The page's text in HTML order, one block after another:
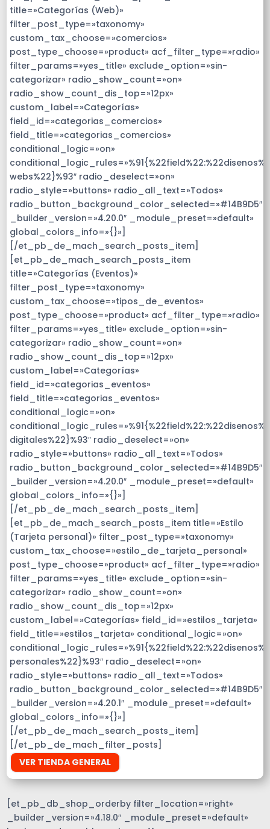
title=»Categorías (Web)»
filter_post_type=»taxonomy»
custom_tax_choose=»comercios»
post_type_choose=»product» acf_filter_type=»radio»
filter_params=»yes_title» exclude_option=»sin-
categorizar» radio_show_count=»on»
radio_show_count_dis_top=»12px»
custom_label=»Categorías»
field_id=»categorias_comercios»
field_title=»categorias_comercios»
conditional_logic=»on»
webs%22}%93″ radio_deselect=»on»
radio_style=»buttons» radio_all_text=»Todos»
radio_button_background_color_selected=»#14B9D5″
_builder_version=»4.20.0″ _module_preset=»default»
global_colors_info=»{}»]
[/et_pb_de_mach_search_posts_item]
[et_pb_de_mach_search_posts_item
title=»Categorías (Eventos)»
filter_post_type=»taxonomy»
custom_tax_choose=»tipos_de_eventos»
post_type_choose=»product» acf_filter_type=»radio»
filter_params=»yes_title» exclude_option=»sin-
categorizar» radio_show_count=»on»
radio_show_count_dis_top=»12px»
custom_label=»Categorías»
field_id=»categorias_eventos»
field_title=»categorias_eventos»
conditional_logic=»on»
digitales%22}%93″ radio_deselect=»on»
radio_style=»buttons» radio_all_text=»Todos»
radio_button_background_color_selected=»#14B9D5″
_builder_version=»4.20.0″ _module_preset=»default»
global_colors_info=»{}»]
[/et_pb_de_mach_search_posts_item]
[et_pb_de_mach_search_posts_item title=»Estilo
(Tarjeta personal)» filter_post_type=»taxonomy»
custom_tax_choose=»estilo_de_tarjeta_personal»
post_type_choose=»product» acf_filter_type=»radio»
filter_params=»yes_title» exclude_option=»sin-
categorizar» radio_show_count=»on»
radio_show_count_dis_top=»12px»
custom_label=»Categorías» field_id=»estilos_tarjeta»
field_title=»estilos_tarjeta» conditional_logic=»on»
personales%22}%93″ radio_deselect=»on»
radio_style=»buttons» radio_all_text=»Todos»
radio_button_background_color_selected=»#14B9D5″
_builder_version=»4.20.1″ _module_preset=»default»
global_colors_info=»{}»]
[/et_pb_de_mach_search_posts_item]
[/et_pb_de_mach_filter_posts]
VER TIENDA GENERAL
[et_pb_db_shop_orderby filter_location=»right»
_builder_version=»4.18.0″ _module_preset=»default»